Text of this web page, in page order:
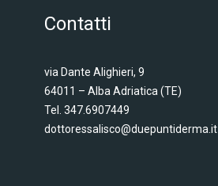
Contatti
via Dante Alighieri, 9
64011 – Alba Adriatica (TE)
Tel. 347.6907449
dottoressalisco@duepuntiderma.it